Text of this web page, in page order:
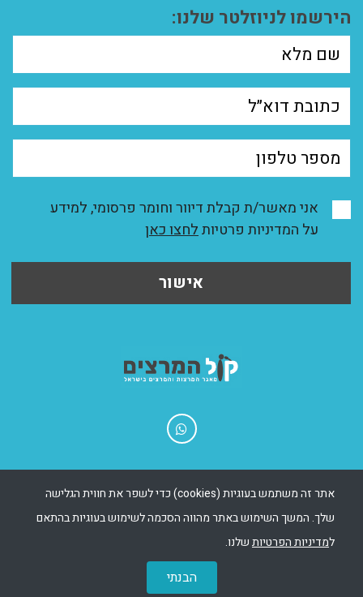
הירשמו לניוזלטר שלנו:
אני מאשר/ת קבלת דיוור וחומר פרסומי, למידע
על המדיניות פרטיותלחצו כאן
אישור
בניית אתרים - Msite | שיווק אתר - Ewise
כל הזכויות שמורות 2025
09-7678899
קול המרצים
אתר זה משתמש בעוגיות (cookies) כדי לשפר את חווית הגלישה
שלך. המשך השימוש באתר מהווה הסכמה לשימוש בעוגיות בהתאם
למדיניות הפרטיותשלנו.
הבנתי